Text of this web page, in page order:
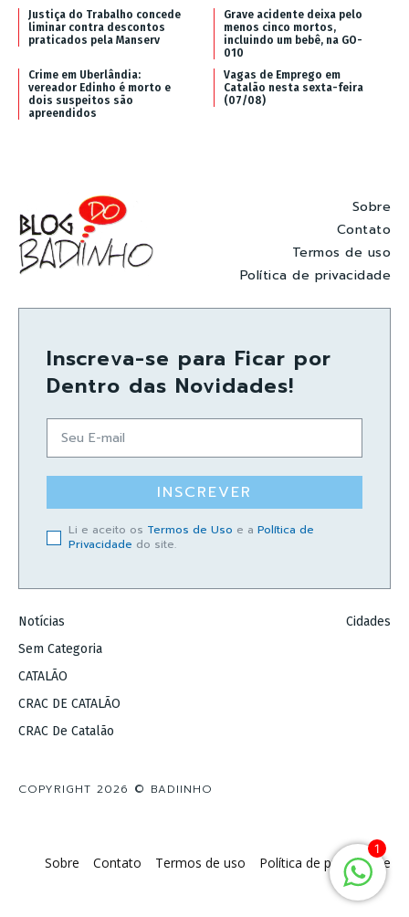
Justiça do Trabalho concede
liminar contra descontos
praticados pela Manserv
Grave acidente deixa pelo
menos cinco mortos,
incluindo um bebê, na GO-
010
Crime em Uberlândia:
vereador Edinho é morto e
dois suspeitos são
apreendidos
Vagas de Emprego em
Catalão nesta sexta-feira
(07/08)
Sobre
Contato
Termos de uso
Política de privacidade
Inscreva-se para Ficar por
Dentro das Novidades!
INSCREVER
Li e aceito os Termos de Uso e a Política de
Privacidade do site.
Notícias
Sem Categoria
CATALÃO
CRAC DE CATALÃO
CRAC De Catalão
Cidades
COPYRIGHT 2026 © BADIINHO
Sobre Contato Termos de uso Política de privacidade
1